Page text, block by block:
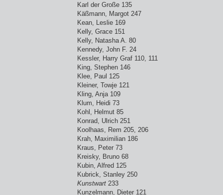
Karl der Große 135
Käßmann, Margot 247
Kean, Leslie 169
Kelly, Grace 151
Kelly, Natasha A. 80
Kennedy, John F. 24
Kessler, Harry Graf 110, 111
King, Stephen 146
Klee, Paul 125
Kleiner, Towje 121
Kling, Anja 109
Klum, Heidi 73
Kohl, Helmut 85
Konrad, Ulrich 251
Koolhaas, Rem 205, 206
Krah, Maximilian 186
Kraus, Peter 73
Kreisky, Bruno 68
Kubin, Alfred 125
Kubrick, Stanley 250
Kunstwart 233
Kunzelmann, Dieter 121